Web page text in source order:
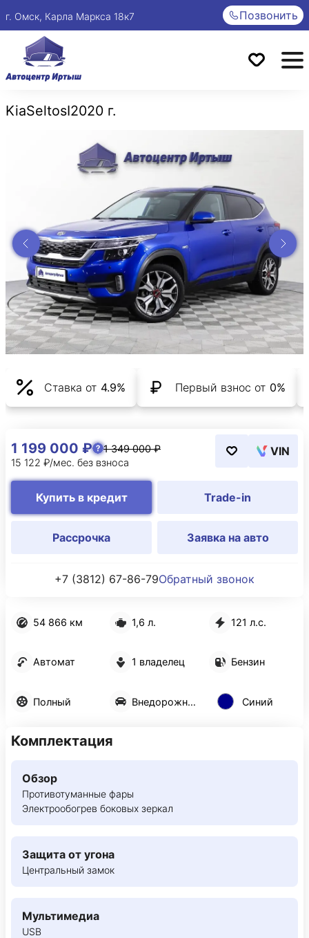
г. Омск, Карла Маркса 18к7 Позвонить
KiaSeltosI2020 г.
Ставка от 4.9% Первый взнос от 0%
54 866 км 1,6 л. 121 л.с.
Автомат 1 владелец Бензин
Полный Внедорожник 5 дв. Синий
1 199 000 ₽
1 349 000 ₽
15 122 ₽/мес. без взноса
VIN
Купить в кредит Trade-in
Рассрочка Заявка на авто
+7 (3812) 67-86-79Обратный звонок
Комплектация
Обзор
Противотуманные фары
Электрообогрев боковых зеркал
Защита от угона
Центральный замок
Мультимедиа
USB